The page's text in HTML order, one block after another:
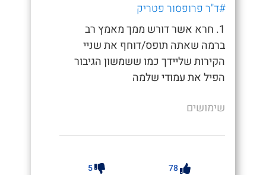
#ד"ר פרופסור פטריק
1. חרא אשר דורש ממך מאמץ רב
ברמה שאתה תופס/דוחף את שניי
הקירות שליידך כמו ששמשון הגיבור
הפיל את עמודי שלמה
שימושים
78
5